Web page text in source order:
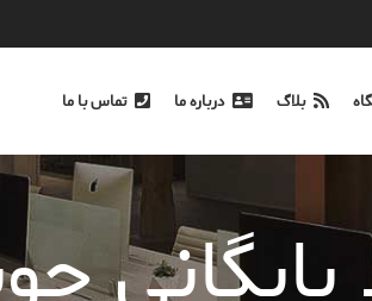
بلاگ درباره ما تماس با ما